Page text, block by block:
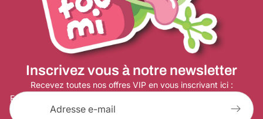
Inscrivez vous à notre newsletter
Recevez toutes nos offres VIP en vous inscrivant ici :
E-mail
Politique de remboursement
Politique de confidentialité
Conditions d’utilisation
Politique d’expédition
Coordonnées